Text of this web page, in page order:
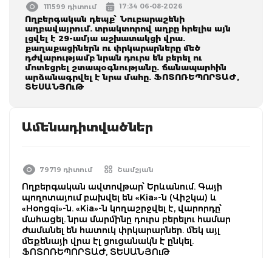
111599 դիտում 17:34 06-08-2026
Ողբերգական դեպք՝ Նուբարաշենի
աղբավայրում. տրակտորով աղբը հրելիս այն
լցվել է 29-ամյա աշխատակցի վրա.
քաղաքացիներն ու փրկարարները մեծ
դժվարությամբ նրան դուրս են բերել ու
մոտեցրել շտապօգնությանը. ճանապարհին
արձանագրվել է նրա մահը. ՖՈՏՈՌԵՊՈՐՏԱԺ,
ՏԵՍԱՆՅՈւԹ
Ամենադիտվածներ
79719 դիտում Շամշյան
Ողբերգական ավտովթար՝ Երևանում. Գայի
պողոտայում բախվել են «Kia»-ն (Վիշկա) և
«Hongqi»-ն. «Kia»-ն կողաշրջվել է, վարորդը՝
մահացել. նրա մարմինը դուրս բերելու համար
ժամանել են հատուկ փրկարարներ. մեկ այլ
մեքենայի վրա էլ ցուցանակն է ընկել.
ՖՈՏՈՌԵՊՈՐՏԱԺ, ՏԵՍԱՆՅՈւԹ